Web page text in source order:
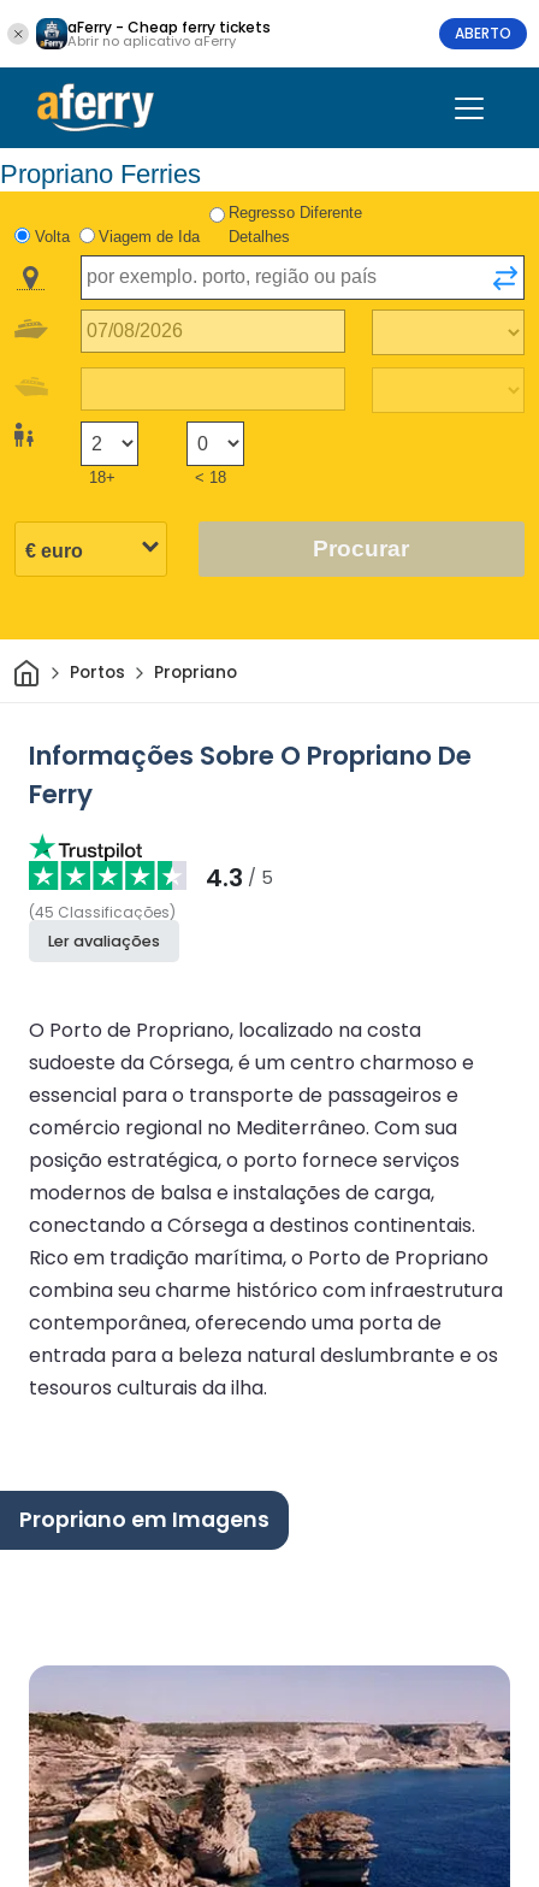
aFerry - Cheap ferry tickets
Abrir no aplicativo aFerry ABERTO
Propriano Ferries
Volta Viagem de Ida
Regresso Diferente
Detalhes
18+ < 18
Procurar
CasaPortos Propriano
Informações Sobre O Propriano De
Ferry
4.3 / 5
(45 Classificações)
Ler avaliações
O Porto de Propriano, localizado na costa
sudoeste da Córsega, é um centro charmoso e
essencial para o transporte de passageiros e
comércio regional no Mediterrâneo. Com sua
posição estratégica, o porto fornece serviços
modernos de balsa e instalações de carga,
conectando a Córsega a destinos continentais.
Rico em tradição marítima, o Porto de Propriano
combina seu charme histórico com infraestrutura
contemporânea, oferecendo uma porta de
entrada para a beleza natural deslumbrante e os
tesouros culturais da ilha.
Propriano em Imagens